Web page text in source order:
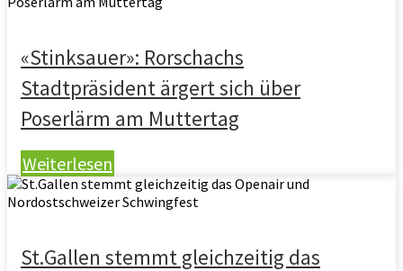
«Stinksauer»: Rorschachs
Stadtpräsident ärgert sich über
Poserlärm am Muttertag
Weiterlesen
St.Gallen stemmt gleichzeitig das